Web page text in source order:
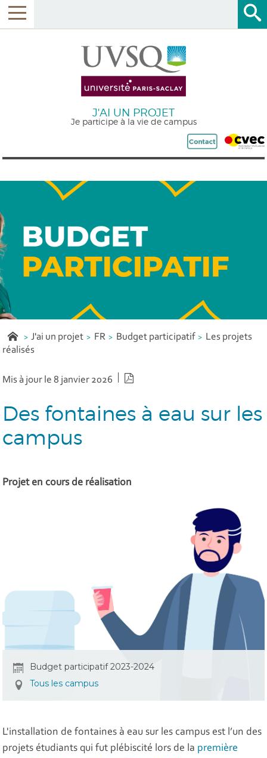
J'AI UN PROJET
Je participe à la vie de campus
J'ai un projet FR Budget participatif
Les projets
réalisés
Mis à jour le 8 janvier 2026
Des fontaines à eau sur les
campus
Projet en cours de réalisation
Budget participatif 2023-2024
Tous les campus
L'installation de fontaines à eau sur les campus est l’un des
projets étudiants qui fut plébiscité lors de la première